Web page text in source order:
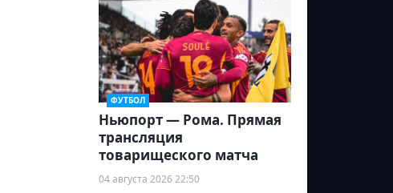
ФУТБОЛ
Ньюпорт — Рома. Прямая
трансляция
товарищеского матча
04 августа 2026 22:50